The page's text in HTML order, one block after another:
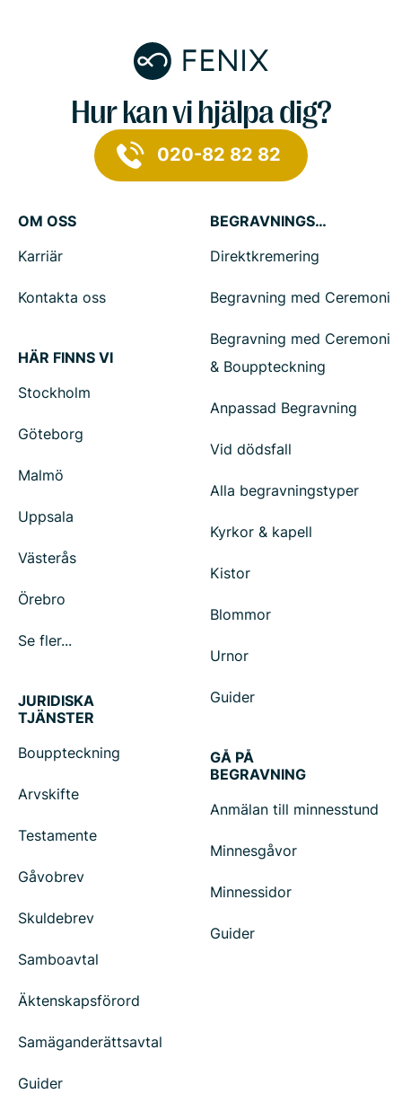
Hur kan vi hjälpa dig?
020-82 82 82
OM OSS
Karriär
Kontakta oss
HÄR FINNS VI
Stockholm
Göteborg
Malmö
Uppsala
Västerås
Örebro
Se fler...
BEGRAVNINGSTJÄNSTER
Direktkremering
Begravning med Ceremoni
Begravning med Ceremoni
& Bouppteckning
Anpassad Begravning
Vid dödsfall
Alla begravningstyper
Kyrkor & kapell
Kistor
Blommor
Urnor
Guider
JURIDISKA
TJÄNSTER
Bouppteckning
Arvskifte
Testamente
Gåvobrev
Skuldebrev
Samboavtal
Äktenskapsförord
Samäganderättsavtal
Guider
GÅ PÅ
BEGRAVNING
Anmälan till minnesstund
Minnesgåvor
Minnessidor
Guider